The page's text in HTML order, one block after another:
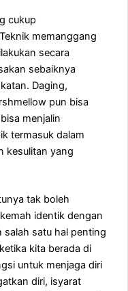
cukup
memanggang
secara
sebaiknya
Daging,
pun bisa
menjalin
termasuk dalam
kesulitan yang
tak boleh
identik dengan
salah satu hal penting
kita berada di
untuk menjaga diri
diri, isyarat